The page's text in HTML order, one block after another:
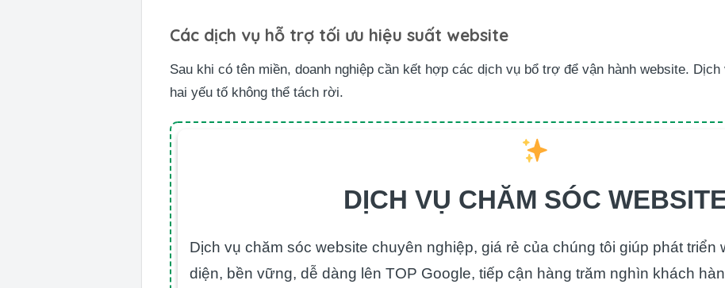
Các dịch vụ hỗ trợ tối ưu hiệu suất website
Sau khi có tên miền, doanh nghiệp cần kết hợp các dịch vụ bổ trợ để vận hành website. Dịch
hai yếu tố không thể tách rời.
DỊCH VỤ CHĂM SÓC
Dịch vụ chăm sóc website chuyên nghiệp, giá rẻ của chúng tôi giúp phát triển
diện, bền vững, dễ dàng lên TOP Google, tiếp cận hàng trăm nghìn khách